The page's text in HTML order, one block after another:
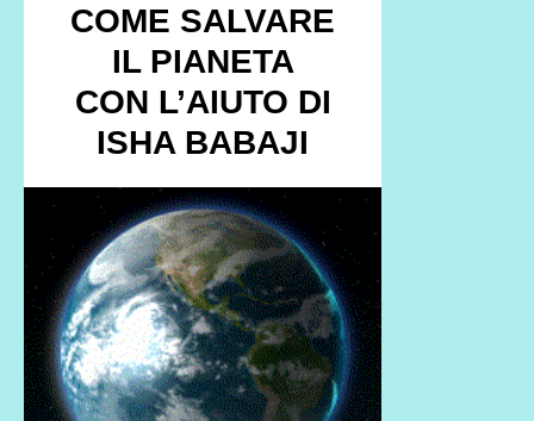
COME SALVARE
IL PIANETA
CON L’AIUTO DI
ISHA BABAJI